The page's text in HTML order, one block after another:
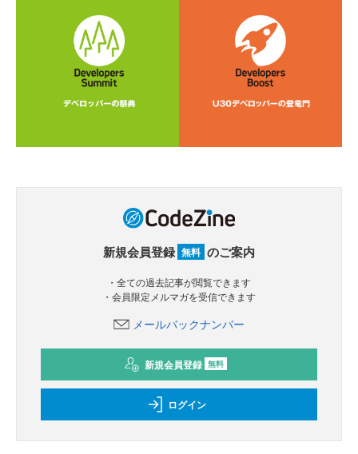
新規会員登録 無料 のご案内
・全ての過去記事が閲覧できます
・会員限定メルマガを受信できます
メールバックナンバー
新規会員登録 無料
ログイン